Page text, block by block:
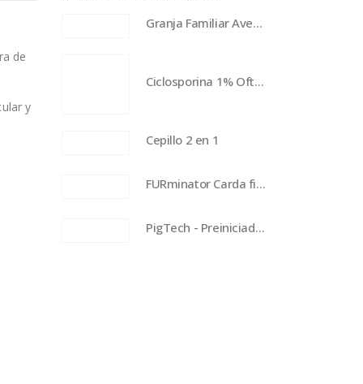
de
y
Granja Familiar Aves - 5 kg
Ciclosporina 1% Oftalday
Cepillo 2 en 1
FURminator Carda firme para aseo canino - grande
PigTech - Preiniciador Lechones - Etapa uno - 20 kg